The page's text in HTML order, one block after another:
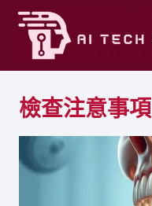
Skip
content
檢查注意事項